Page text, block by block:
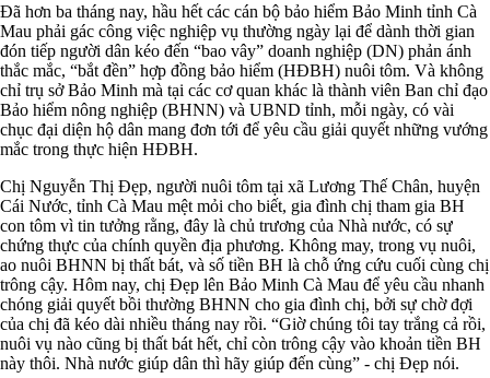
Đã hơn ba tháng nay, hầu hết các cán bộ bảo hiểm Bảo Minh tỉnh Cà
Mau phải gác công việc nghiệp vụ thường ngày lại để dành thời gian
đón tiếp người dân kéo đến “bao vây” doanh nghiệp (DN) phản ánh
thắc mắc, “bắt đền” hợp đồng bảo hiểm (HĐBH) nuôi tôm. Và không
chỉ trụ sở Bảo Minh mà tại các cơ quan khác là thành viên Ban chỉ đạo
Bảo hiểm nông nghiệp (BHNN) và UBND tỉnh, mỗi ngày, có vài
chục đại diện hộ dân mang đơn tới để yêu cầu giải quyết những vướng
mắc trong thực hiện HĐBH.
Chị Nguyễn Thị Đẹp, người nuôi tôm tại xã Lương Thế Chân, huyện
Cái Nước, tỉnh Cà Mau mệt mỏi cho biết, gia đình chị tham gia BH
con tôm vì tin tưởng rằng, đây là chủ trương của Nhà nước, có sự
chứng thực của chính quyền địa phương. Không may, trong vụ nuôi,
ao nuôi BHNN bị thất bát, và số tiền BH là chỗ ứng cứu cuối cùng chị
trông cậy. Hôm nay, chị Đẹp lên Bảo Minh Cà Mau để yêu cầu nhanh
chóng giải quyết bồi thường BHNN cho gia đình chị, bởi sự chờ đợi
của chị đã kéo dài nhiều tháng nay rồi. “Giờ chúng tôi tay trắng cả rồi,
nuôi vụ nào cũng bị thất bát hết, chỉ còn trông cậy vào khoản tiền BH
này thôi. Nhà nước giúp dân thì hãy giúp đến cùng” - chị Đẹp nói.